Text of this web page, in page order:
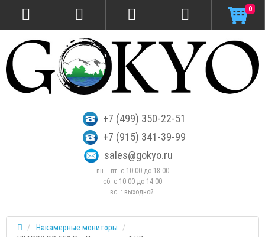
+7 (499) 350-22-51
+7 (915) 341-39-99
sales@gokyo.ru
пн. - пт. с 10:00 до 18:00
сб. c 10:00 до 14:00
вс. : выходной.
0
Накамерные мониторы